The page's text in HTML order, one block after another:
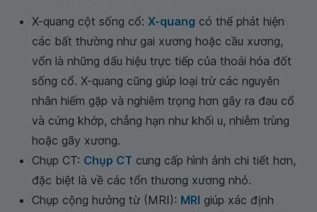
X-quang cột sống cổ: X-quang có thể phát hiện
các bất thường như gai xương hoặc cầu xương,
vốn là những dấu hiệu trực tiếp của thoái hóa đốt
sống cổ. X-quang cũng giúp loại trừ các nguyên
nhân hiếm gặp và nghiêm trọng hơn gây ra đau cổ
và cứng khớp, chẳng hạn như khối u, nhiễm trùng
hoặc gãy xương.
Chụp CT: Chụp CT cung cấp hình ảnh chi tiết hơn,
đặc biệt là về các tổn thương xương nhỏ.
Chụp cộng hưởng từ (MRI): MRI giúp xác định